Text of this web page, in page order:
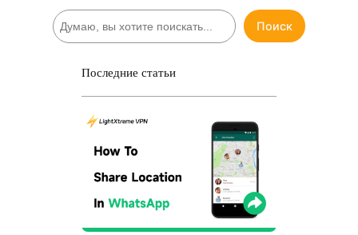
П
о
Поиск
Последние статьи